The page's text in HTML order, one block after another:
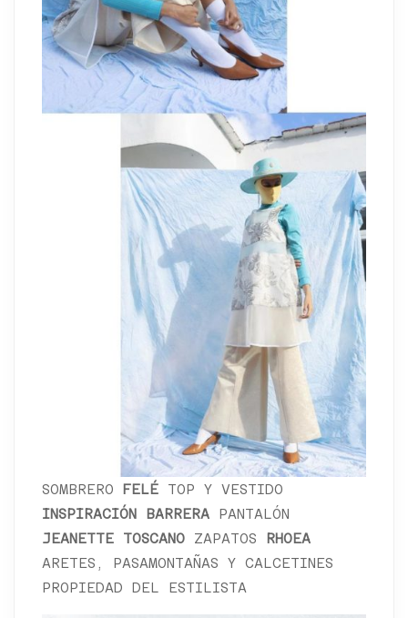
SOMBRERO FELÉ TOP Y VESTIDO
INSPIRACIÓN BARRERA PANTALÓN
JEANETTE TOSCANO ZAPATOS
RHOEA
ARETES, PASAMONTAÑAS Y CALCETINES
PROPIEDAD DEL ESTILISTA